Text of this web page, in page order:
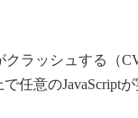
ラッシュする（
意のJavaScriptが